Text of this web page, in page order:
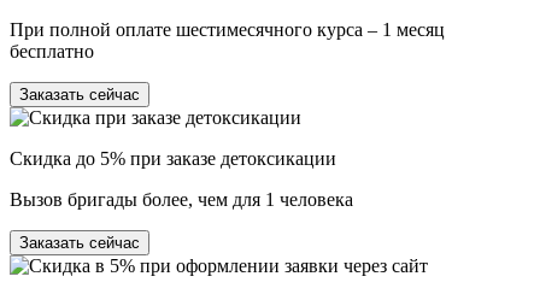
При полной оплате шестимесячного курса – 1 месяц
бесплатно
Заказать сейчас
Скидка до 5% при заказе детоксикации
Вызов бригады более, чем для 1 человека
Заказать сейчас